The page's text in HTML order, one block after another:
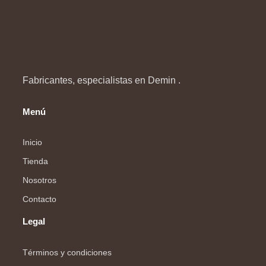
Fabricantes, especialistas en Demin .
Menú
Inicio
Tienda
Nosotros
Contacto
Legal
Términos y condiciones